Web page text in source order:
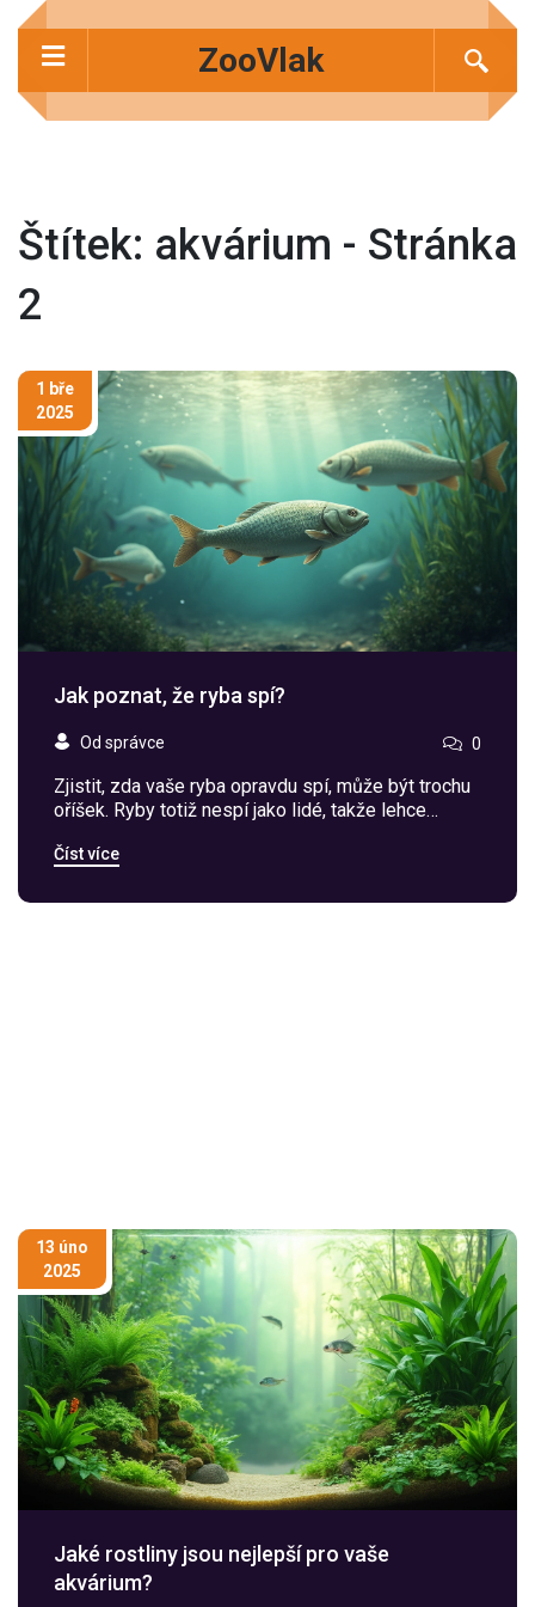
ZooVlak
Štítek: akvárium - Stránka
2
1 bře
2025
Jak poznat, že ryba spí?
Od správce 0
Zjistit, zda vaše ryba opravdu spí, může být trochu
oříšek. Ryby totiž nespí jako lidé, takže lehce
aktivně. V tomto článku se dozvíte, jak rozpoznat
vlastně ryby spí, i jak jim při spánku vytvořit ideální
Číst více
13 úno
2025
Jaké rostliny jsou nejlepší pro vaše
akvárium?